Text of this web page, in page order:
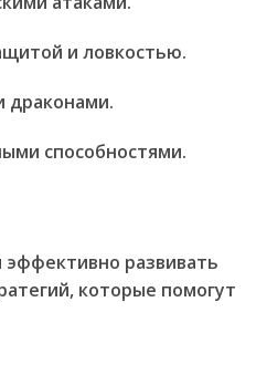
и ловкостью.
способностями.
эффективно развивать
которые помогут